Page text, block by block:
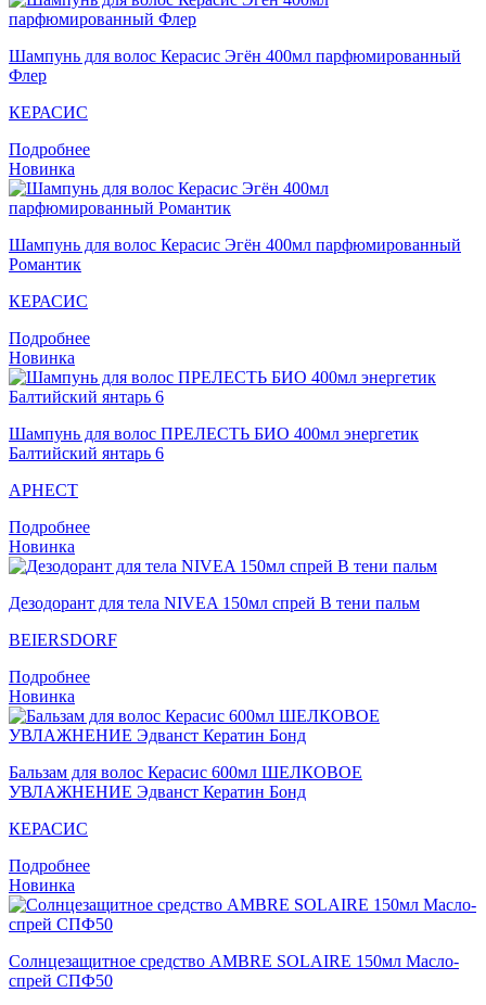
Шампунь для волос Кераcис Эгён 400мл парфюмированный
Флер
КЕРАСИС
Подробнее
Новинка
Шампунь для волос Кераcис Эгён 400мл парфюмированный
Романтик
КЕРАСИС
Подробнее
Новинка
Шампунь для волос ПРЕЛЕСТЬ БИО 400мл энергетик
Балтийский янтарь 6
АРНЕСТ
Подробнее
Новинка
Дезодорант для тела NIVEA 150мл спрей В тени пальм
BEIERSDORF
Подробнее
Новинка
Бальзам для волос Керасис 600мл ШЕЛКОВОЕ
УВЛАЖНЕНИЕ Эдванст Кератин Бонд
КЕРАСИС
Подробнее
Новинка
Солнцезащитное средство AMBRE SOLAIRE 150мл Масло-
спрей СПФ50